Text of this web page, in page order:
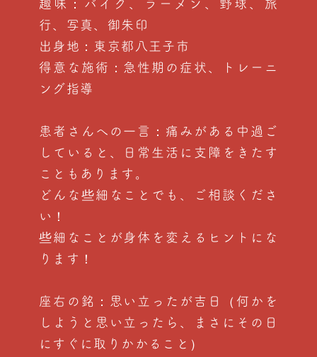
趣味：バイク、ラーメン、野球、旅
行、写真、御朱印
出身地：東京都八王子市
得意な施術：急性期の症状、トレーニ
ング指導
患者さんへの一言：痛みがある中過ご
していると、日常生活に支障をきたす
こともあります。
どんな些細なことでも、ご相談くださ
い！
些細なことが身体を変えるヒントにな
ります！
座右の銘：思い立ったが吉日（何かを
しようと思い立ったら、まさにその日
にすぐに取りかかること）